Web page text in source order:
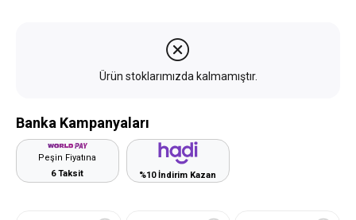
Ürün stoklarımızda kalmamıştır.
Banka Kampanyaları
Peşin Fiyatına
6 Taksit
%10 İndirim Kazan